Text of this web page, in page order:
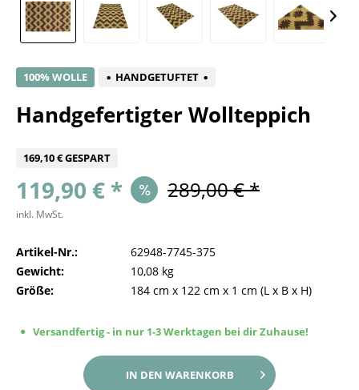
100% WOLLE HANDGETUFTET
Handgefertigter Wollteppich
169,10 € GESPART
119,90 € * 289,00 € *
inkl. MwSt.
Artikel-Nr.:
62948-7745-375
Gewicht:
10,08 kg
Größe:
184 cm x 122 cm x 1 cm (L x B x H)
Versandfertig - in nur 1-3 Werktagen bei dir Zuhause!
IN DEN WARENKORB